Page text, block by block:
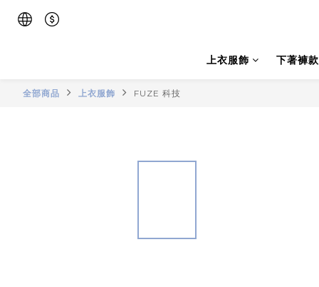
上衣服飾 下著褲款
全部商品 上衣服飾 FUZE 科技